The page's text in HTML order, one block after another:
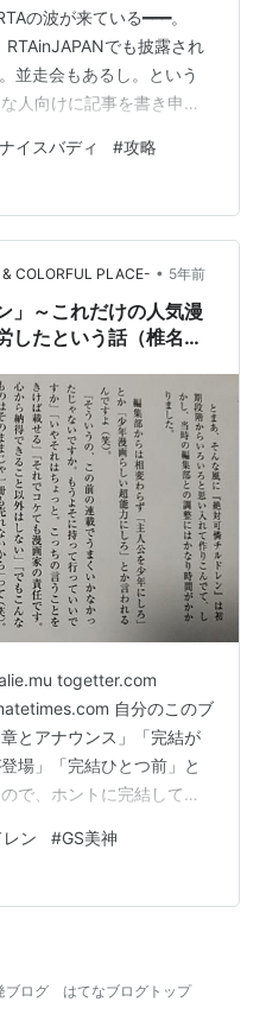
の波が来ている━━━。
RTAinJAPANでも披露され
並走会もあるし。という
人向けに記事を書き申し
いけど動画を作るのって
出せていないのもあり…。
の解説動画作りたいと思
中に出せました。タイム
…。） 俺も一応美神走者
イスバディ #攻略
COLORFUL PLACE- • 5年前
」～これだけの人気漫
したという話（椎名高
togetter.com
自分のこのブ
とアナウンス」「完結が
場」「完結ひとつ前」と
で、ホントに完結しても
載しておこう。 何度も書
江戸の風」と表現したの
」が吹いてるのですわ、
デー」…
ン #GS美神
ブログ
はてなブログトップ